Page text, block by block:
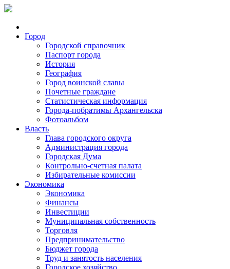
Город
Городской справочник
Паспорт города
История
География
Город воинской славы
Почетные граждане
Статистическая информация
Города-побратимы Архангельска
Фотоальбом
Власть
Глава городского округа
Администрация города
Городская Дума
Контрольно-счетная палата
Избирательные комиссии
Экономика
Экономика
Финансы
Инвестиции
Муниципальная собственность
Торговля
Предпринимательство
Бюджет города
Труд и занятость населения
Городское хозяйство